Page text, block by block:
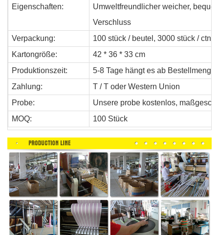
Eigenschaften:
Umweltfreundlicher weicher,
Verschluss
Verpackung:
100 stück / beutel, 3000 stück / ctn,
Kartongröße:
42 * 36 * 33 cm
Produktionszeit:
5-8 Tage hängt es ab Bestellmenge.
Zahlung:
T / T oder Western Union
Probe:
Unsere probe kostenlos,
MOQ:
100 Stück